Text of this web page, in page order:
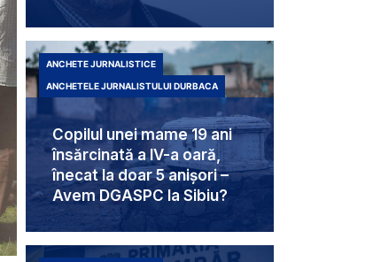
Copilul unei mame 19 ani
însărcinată a IV-a oară,
înecat la doar 5 anișori –
Avem DGASPC la Sibiu?
ANCHETE JURNALISTICE
ANCHETELE JURNALISTULUI DURBACA